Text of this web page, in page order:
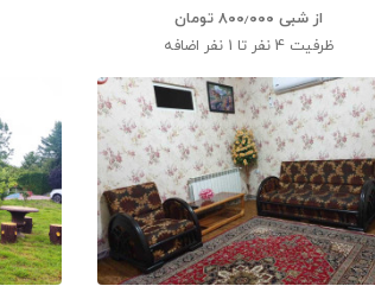
از شبی ۸۰۰٫۰۰۰ تومان
ظرفیت 4 نفر تا 1 نفر اضافه